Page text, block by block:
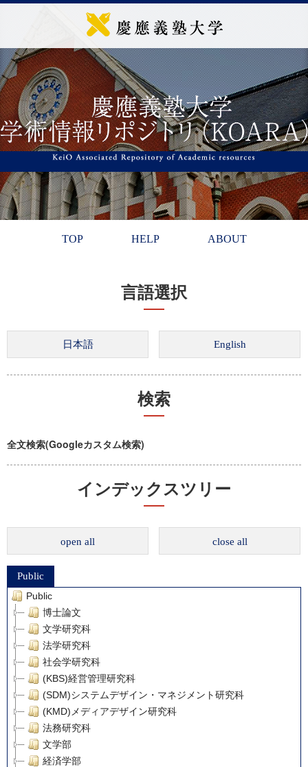
TOP HELP ABOUT
言語選択
検索
全文検索(Googleカスタム検索)
インデックスツリー
open all close all
Public
Public
博士論文
文学研究科
法学研究科
社会学研究科
(KBS)経営管理研究科
(SDM)システムデザイン・マネジメント研究科
(KMD)メディアデザイン研究科
法務研究科
文学部
経済学部